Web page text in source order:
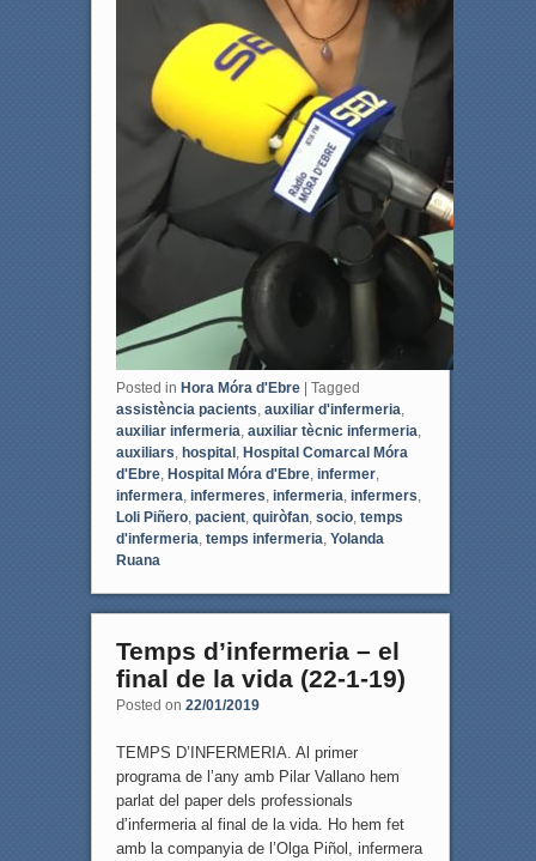
Posted in Hora Móra d'Ebre | Tagged
assistència pacients auxiliar d'infermeria
auxiliar infermeria auxiliar tècnic infermeria
auxiliars hospital, Hospital Comarcal Móra
d'Ebre, Hospital Móra d'Ebre, infermer,
infermera infermeres infermeria infermers
Loli Piñero, pacient, quiròfan, socio, temps
d'infermeria temps infermeria Yolanda
Ruana
Temps d’infermeria – el
final de la vida (22-1-19)
Posted on 22/01/2019
TEMPS D’INFERMERIA. Al primer
programa de l’any amb Pilar Vallano hem
parlat del paper dels professionals
d’infermeria al final de la vida. Ho hem fet
amb la companyia de l’Olga Piñol, infermera